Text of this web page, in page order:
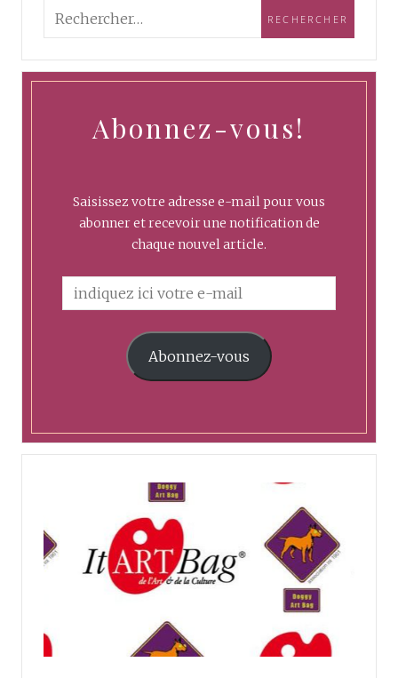
Abonnez-vous!
Saisissez votre adresse e-mail pour vous
abonner et recevoir une notification de
chaque nouvel article.
Abonnez-vous